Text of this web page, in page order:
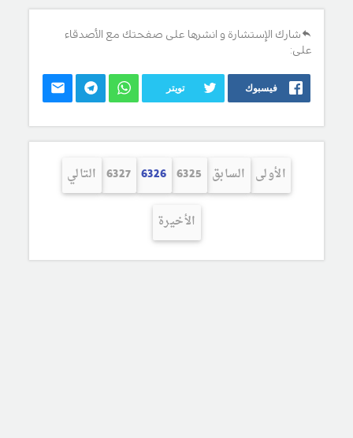
شارك الإستشارة و انشرها على صفحتك مع الأصدقاء
على:
فيسبوك تويتر
الأولى السابق 6325
6326
6327 التالي
الأخيرة